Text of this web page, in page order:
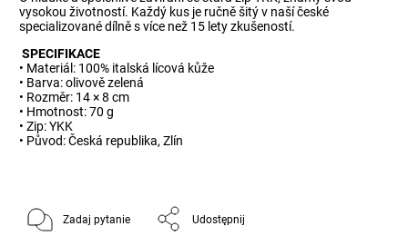
vysokou životností. Každý kus je ručně šitý v naší české
specializované dílně s více než 15 lety zkušeností.
SPECIFIKACE
• Materiál: 100% italská lícová kůže
• Barva: olivově zelená
• Rozměr: 14 × 8 cm
• Hmotnost: 70 g
• Zip: YKK
• Původ: Česká republika, Zlín
Zadaj pytanie Udostępnij